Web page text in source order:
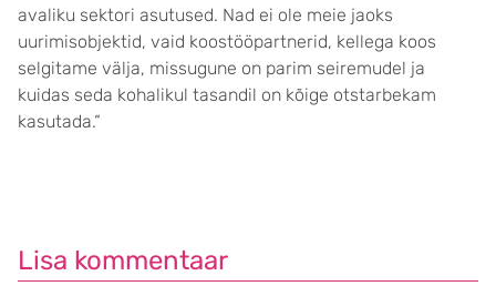
avaliku sektori asutused. Nad ei ole meie jaoks
uurimisobjektid, vaid koostööpartnerid, kellega koos
selgitame välja, missugune on parim seiremudel ja
kuidas seda kohalikul tasandil on kõige otstarbekam
kasutada.“
Lisa kommentaar